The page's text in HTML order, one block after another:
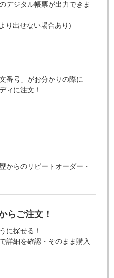
デジタル帳票が出力できま
り出せない場合あり)
番号」がお分かりの際に
ィに注文！
からのリピートオーダー・
らご注文！
に探せる！
詳細を確認・そのまま購入